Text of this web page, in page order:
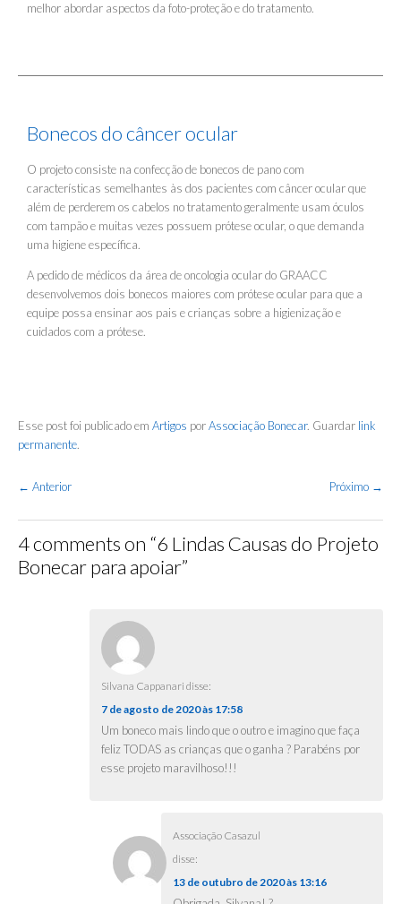
melhor abordar aspectos da foto-proteção e do tratamento.
Bonecos do câncer ocular
O projeto consiste na confecção de bonecos de pano com
características semelhantes às dos pacientes com câncer ocular que
além de perderem os cabelos no tratamento geralmente usam óculos
com tampão e muitas vezes possuem prótese ocular, o que demanda
uma higiene específica.
A pedido de médicos da área de oncologia ocular do GRAACC
desenvolvemos dois bonecos maiores com prótese ocular para que a
equipe possa ensinar aos pais e crianças sobre a higienização e
cuidados com a prótese.
Esse post foi publicado em Artigos porAssociação Bonecar. Guardar link
permanente.
Navegação
Posts
← Anterior Próximo →
4 comments on “6 Lindas Causas do Projeto
Bonecar para apoiar”
Silvana Cappanari disse:
7 de agosto de 2020 às 17:58
Um boneco mais lindo que o outro e imagino que faça
feliz TODAS as crianças que o ganha ? Parabéns por
esse projeto maravilhoso!!!
Associação Casazul
disse:
13 de outubro de 2020 às 13:16